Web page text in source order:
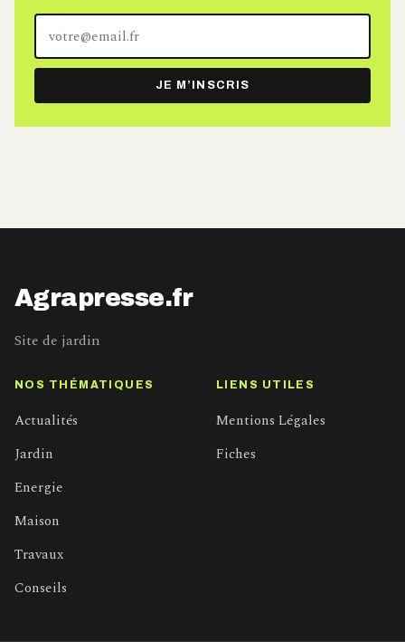
adresse
e-
mail
JE M’INSCRIS
Agrapresse.fr
Site de jardin
NOS THÉMATIQUES
Actualités
Jardin
Energie
Maison
Travaux
Conseils
LIENS UTILES
Mentions Légales
Fiches